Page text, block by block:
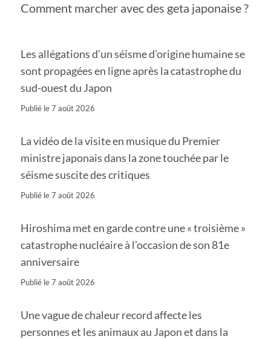
Comment marcher avec des geta japonaise ?
Les allégations d’un séisme d’origine humaine se
sont propagées en ligne après la catastrophe du
sud-ouest du Japon
Publié le7 août 2026
La vidéo de la visite en musique du Premier
ministre japonais dans la zone touchée par le
séisme suscite des critiques
Publié le7 août 2026
Hiroshima met en garde contre une « troisième »
catastrophe nucléaire à l’occasion de son 81e
anniversaire
Publié le7 août 2026
Une vague de chaleur record affecte les
personnes et les animaux au Japon et dans la